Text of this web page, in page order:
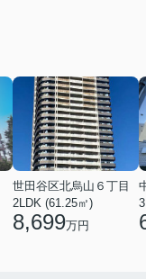
世田谷区北烏山６丁目
2LDK (61.25㎡)
8,699万円